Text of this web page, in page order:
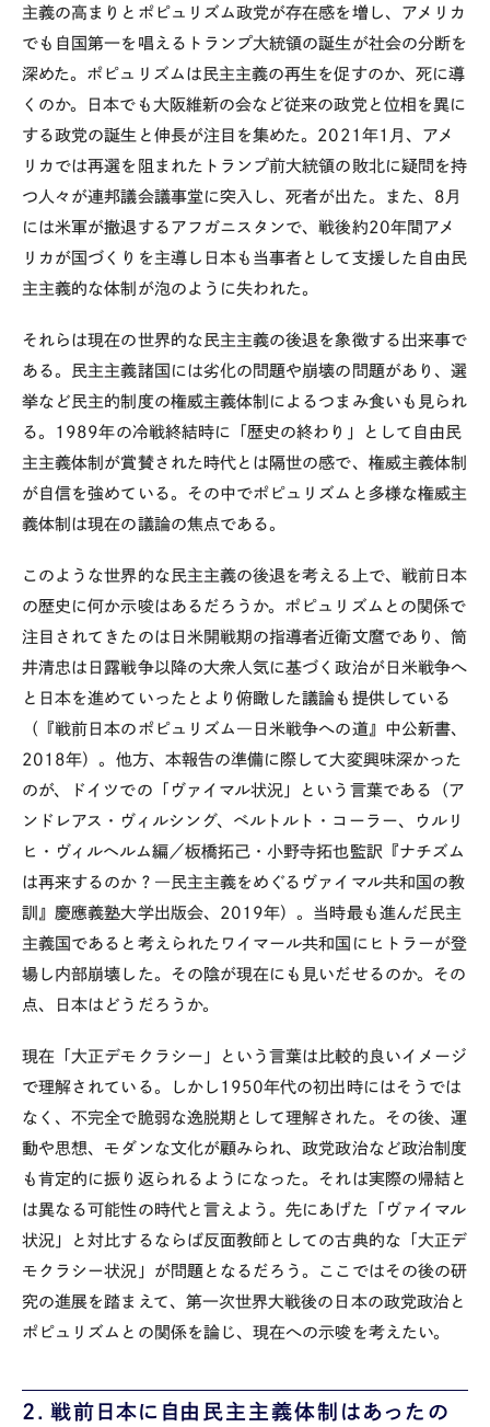
主義の高まりとポピュリズム政党が存在感を増し、アメリカ
でも自国第一を唱えるトランプ大統領の誕生が社会の分断を
深めた。ポピュリズムは民主主義の再生を促すのか、死に導
くのか。日本でも大阪維新の会など従来の政党と位相を異に
する政党の誕生と伸長が注目を集めた。2021年1月、アメ
リカでは再選を阻まれたトランプ前大統領の敗北に疑問を持
つ人々が連邦議会議事堂に突入し、死者が出た。また、8月
には米軍が撤退するアフガニスタンで、戦後約20年間アメ
リカが国づくりを主導し日本も当事者として支援した自由民
主主義的な体制が泡のように失われた。
それらは現在の世界的な民主主義の後退を象徴する出来事で
ある。民主主義諸国には劣化の問題や崩壊の問題があり、選
挙など民主的制度の権威主義体制によるつまみ食いも見られ
る。1989年の冷戦終結時に「歴史の終わり」として自由民
主主義体制が賞賛された時代とは隔世の感で、権威主義体制
が自信を強めている。その中でポピュリズムと多様な権威主
義体制は現在の議論の焦点である。
このような世界的な民主主義の後退を考える上で、戦前日本
の歴史に何か示唆はあるだろうか。ポピュリズムとの関係で
注目されてきたのは日米開戦期の指導者近衛文麿であり、筒
井清忠は日露戦争以降の大衆人気に基づく政治が日米戦争へ
と日本を進めていったとより俯瞰した議論も提供している
（『戦前日本のポピュリズム―日米戦争への道』中公新書、
2018年）。他方、本報告の準備に際して大変興味深かった
のが、ドイツでの「ヴァイマル状況」という言葉である（ア
ンドレアス・ヴィルシング、ベルトルト・コーラー、ウルリ
ヒ・ヴィルヘルム編／板橋拓己・小野寺拓也監訳『ナチズム
は再来するのか？―民主主義をめぐるヴァイマル共和国の教
訓』慶應義塾大学出版会、2019年）。当時最も進んだ民主
主義国であると考えられたワイマール共和国にヒトラーが登
場し内部崩壊した。その陰が現在にも見いだせるのか。その
点、日本はどうだろうか。
現在「大正デモクラシー」という言葉は比較的良いイメージ
で理解されている。しかし1950年代の初出時にはそうでは
なく、不完全で脆弱な逸脱期として理解された。その後、運
動や思想、モダンな文化が顧みられ、政党政治など政治制度
も肯定的に振り返られるようになった。それは実際の帰結と
は異なる可能性の時代と言えよう。先にあげた「ヴァイマル
状況」と対比するならば反面教師としての古典的な「大正デ
モクラシー状況」が問題となるだろう。ここではその後の研
究の進展を踏まえて、第一次世界大戦後の日本の政党政治と
ポピュリズムとの関係を論じ、現在への示唆を考えたい。
2 ．戦前日本に自由民主主義体制はあったの